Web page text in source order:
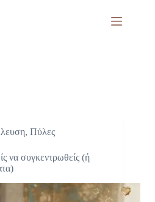
, Πύλες
να συγκεντρωθείς (ή